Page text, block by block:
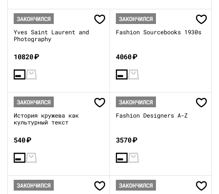
ЗАКОНЧИЛСЯ
Yves Saint Laurent and
Photography
10820₽
ЗАКОНЧИЛСЯ
Fashion Sourcebooks 1930s
4060₽
ЗАКОНЧИЛСЯ
История кружева как
культурный текст
540₽
ЗАКОНЧИЛСЯ
Fashion Designers A-Z
3570₽
ЗАКОНЧИЛСЯ
ЗАКОНЧИЛСЯ